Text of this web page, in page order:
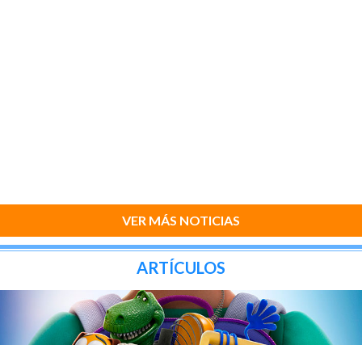
VER MÁS NOTICIAS
ARTÍCULOS